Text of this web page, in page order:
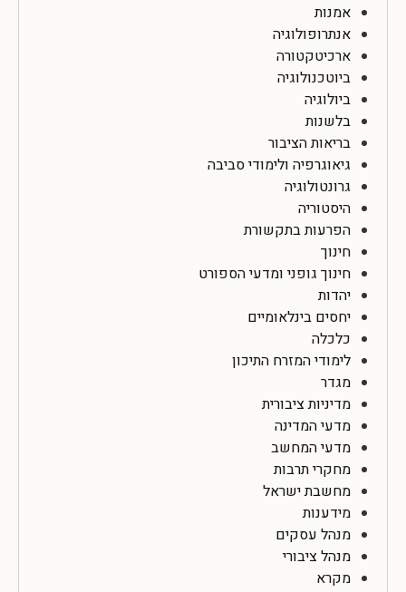
אמנות
אנתרופולוגיה
ארכיטקטורה
ביוטכנולוגיה
ביולוגיה
בלשנות
בריאות הציבור
גיאוגרפיה ולימודי סביבה
גרונטולוגיה
היסטוריה
הפרעות בתקשורת
חינוך
חינוך גופני ומדעי הספורט
יהדות
יחסים בינלאומיים
כלכלה
לימודי המזרח התיכון
מגדר
מדיניות ציבורית
מדעי המדינה
מדעי המחשב
מחקרי תרבות
מחשבת ישראל
מידענות
מנהל עסקים
מנהל ציבורי
מקרא